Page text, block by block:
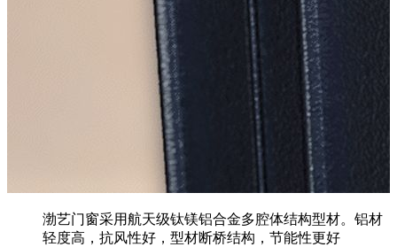
渤艺门窗采用航天级钛镁铝合金多腔体结构型材。铝材
轻度高，抗风性好，型材断桥结构，节能性更好